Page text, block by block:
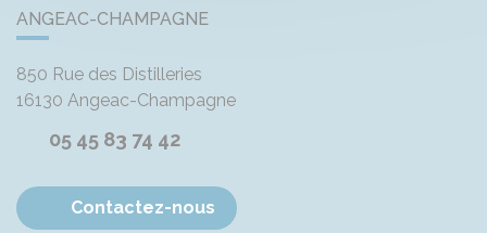
ANGEAC-CHAMPAGNE
850 Rue des Distilleries
16130 Angeac-Champagne
05 45 83 74 42
Contactez-nous